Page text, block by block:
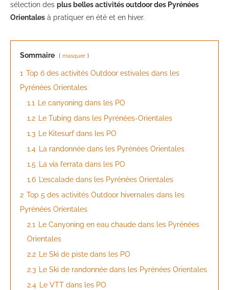
sélection des plus belles activités outdoor des Pyrénées
Orientales à pratiquer en été et en hiver.
Sommaire masquer
1 Top 6 des activités Outdoor estivales dans les
Pyrénées Orientales
1.1
Le canyoning dans les PO
1.2
Le Tubing dans les Pyrénées-Orientales
1.3
Le Kitesurf dans les PO
1.4
La randonnée dans les Pyrénées Orientales
1.5
La via ferrata dans les PO
1.6
L’escalade dans les Pyrénées Orientales
2 Top 5 des activités Outdoor hivernales dans les
Pyrénées Orientales
2.1
Le Canyoning en eau chaude dans les Pyrénées
Orientales
2.2
Le Ski de piste dans les PO
2.3
Le Ski de randonnée dans les Pyrénées Orientales
2.4
Le VTT dans les PO